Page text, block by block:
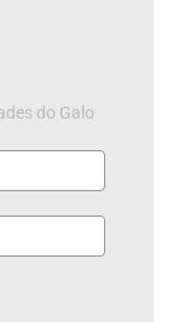
do Galo